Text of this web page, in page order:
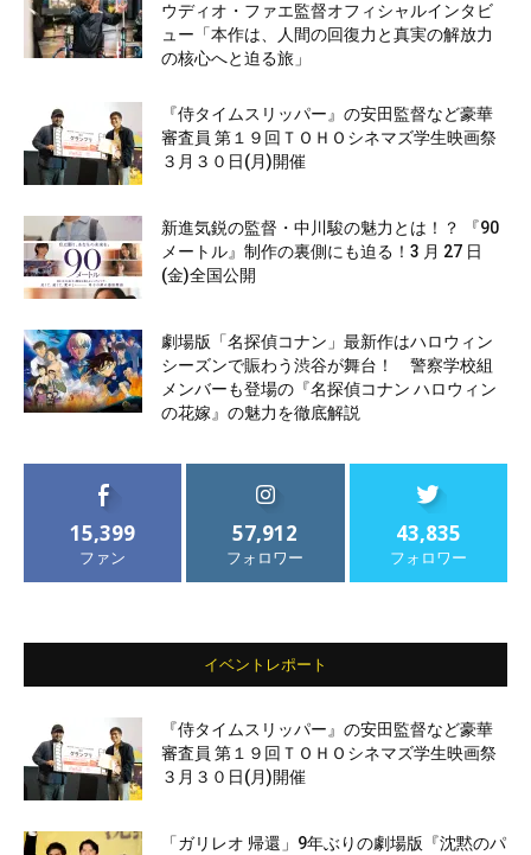
ウディオ・ファエ監督オフィシャルインタビ
ュー「本作は、人間の回復力と真実の解放力
の核心へと迫る旅」
『侍タイムスリッパー』の安田監督など豪華
審査員 第１９回ＴＯＨＯシネマズ学生映画祭
３月３０日(月)開催
新進気鋭の監督・中川駿の魅力とは！？ 『90
メートル』制作の裏側にも迫る！3 月 27 日
(金)全国公開
劇場版「名探偵コナン」最新作はハロウィン
シーズンで賑わう渋谷が舞台！ 警察学校組
メンバーも登場の『名探偵コナン ハロウィン
の花嫁』の魅力を徹底解説
15,399
ファン
57,912
フォロワー
43,835
フォロワー
イベントレポート
『侍タイムスリッパー』の安田監督など豪華
審査員 第１９回ＴＯＨＯシネマズ学生映画祭
３月３０日(月)開催
「ガリレオ 帰還」9年ぶりの劇場版『沈黙のパ